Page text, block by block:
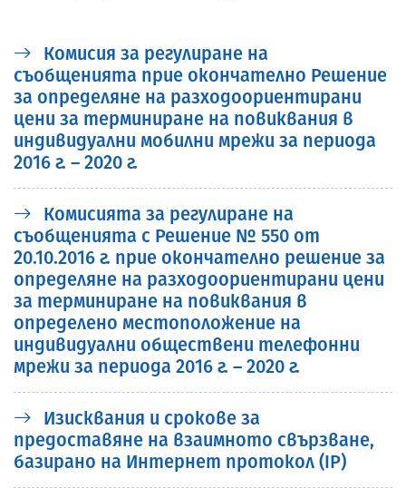
Комисия за регулиране на
съобщенията прие окончателно Решение
за определяне на разходоориентирани
цени за терминиране на повиквания в
индивидуални мобилни мрежи за периода
2016 г. – 2020 г.
Комисията за регулиране на
съобщенията с Решение № 550 от
20.10.2016 г. прие окончателно решение за
определяне на разходоориентирани цени
за терминиране на повиквания в
определено местоположение на
индивидуални обществени телефонни
мрежи за периода 2016 г. – 2020 г.
Изисквания и срокове за
предоставяне на взаимното свързване,
базирано на Интернет протокол (IP)